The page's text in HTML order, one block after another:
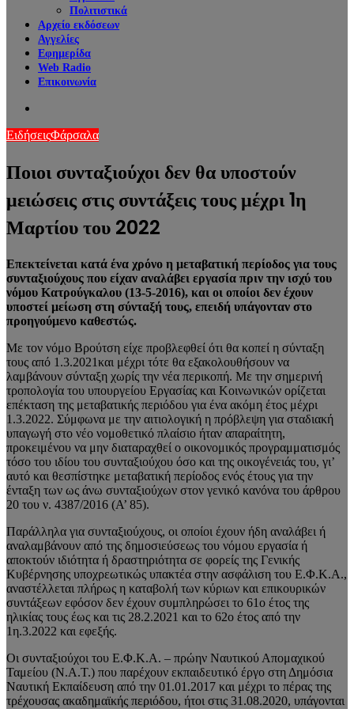
Πολιτιστικά
Αρχείο εκδόσεων
Αγγελίες
Εφημερίδα
Web Radio
Επικοινωνία
ΕιδήσειςΦάρσαλα
Ποιοι συνταξιούχοι δεν θα υποστούν
μειώσεις στις συντάξεις τους μέχρι 1η
Μαρτίου του 2022
Επεκτείνεται κατά ένα χρόνο η μεταβατική περίοδος για τους
συνταξιούχους που είχαν αναλάβει εργασία πριν την ισχύ του
νόμου Κατρούγκαλου (13-5-2016), και οι οποίοι δεν έχουν
υποστεί μείωση στη σύνταξή τους, επειδή υπάγονταν στο
προηγούμενο καθεστώς.
Με τον νόμο Βρούτση είχε προβλεφθεί ότι θα κοπεί η σύνταξη
τους από 1.3.2021και μέχρι τότε θα εξακολουθήσουν να
λαμβάνουν σύνταξη χωρίς την νέα περικοπή. Με την σημερινή
τροπολογία του υπουργείου Εργασίας και Κοινωνικών ορίζεται
επέκταση της μεταβατικής περιόδου για ένα ακόμη έτος μέχρι
1.3.2022. Σύμφωνα με την αιτιολογική η πρόβλεψη για σταδιακή
υπαγωγή στο νέο νομοθετικό πλαίσιο ήταν απαραίτητη,
προκειμένου να μην διαταραχθεί ο οικονομικός προγραμματισμός
τόσο του ιδίου του συνταξιούχου όσο και της οικογένειάς του, γι’
αυτό και θεσπίστηκε μεταβατική περίοδος ενός έτους για την
ένταξη των ως άνω συνταξιούχων στον γενικό κανόνα του άρθρου
20 του ν. 4387/2016 (Α’ 85).
Παράλληλα για συνταξιούχους, οι οποίοι έχουν ήδη αναλάβει ή
αναλαμβάνουν από της δημοσιεύσεως του νόμου εργασία ή
αποκτούν ιδιότητα ή δραστηριότητα σε φορείς της Γενικής
Κυβέρνησης υποχρεωτικώς υπακτέα στην ασφάλιση του Ε.Φ.Κ.Α.,
αναστέλλεται πλήρως η καταβολή των κύριων και επικουρικών
συντάξεων εφόσον δεν έχουν συμπληρώσει το 61o έτος της
ηλικίας τους έως και τις 28.2.2021 και το 62ο έτος από την
1η.3.2022 και εφεξής.
Οι συνταξιούχοι του Ε.Φ.Κ.Α. – πρώην Ναυτικού Απομαχικού
Ταμείου (Ν.Α.Τ.) που παρέχουν εκπαιδευτικό έργο στη Δημόσια
Ναυτική Εκπαίδευση από την 01.01.2017 και μέχρι το πέρας της
τρέχουσας ακαδημαϊκής περιόδου, ήτοι στις 31.08.2020, υπάγονται